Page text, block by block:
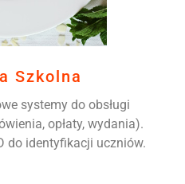
Szkolna
systemy do obsługi
opłaty, wydania).
do identyfikacji uczniów.